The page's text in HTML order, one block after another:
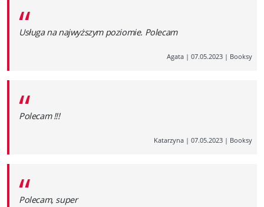
“
Usługa na najwyższym poziomie. Polecam
Agata | 07.05.2023 | Booksy
“
Polecam !!!
Katarzyna | 07.05.2023 | Booksy
“
Polecam, super